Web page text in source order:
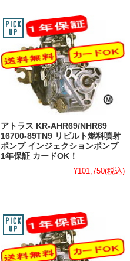
アトラス KR-AHR69/NHR69
16700-89TN9 リビルト燃料噴射
ポンプ インジェクションポンプ
1年保証 カードOK！
¥101,750(税込)